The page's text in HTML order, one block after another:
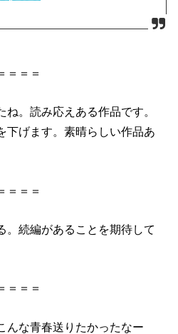
＝＝＝
。読み応えある作品です。
下げます。素晴らしい作品あ
＝＝＝
。続編があることを期待して
＝＝＝
んな青春送りたかったなー